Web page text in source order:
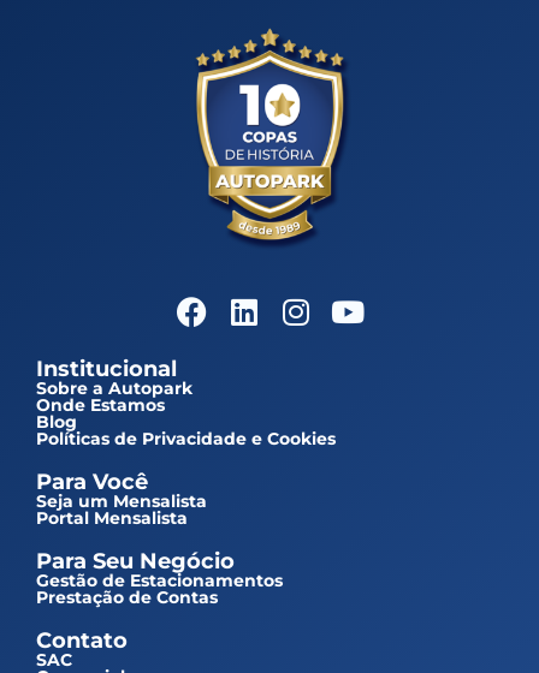
Institucional
Sobre a Autopark
Onde Estamos
Blog
Políticas de Privacidade e Cookies
Para Você
Seja um Mensalista
Portal Mensalista
Para Seu Negócio
Gestão de Estacionamentos
Prestação de Contas
Contato
SAC